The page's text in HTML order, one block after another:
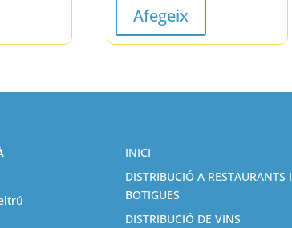
Afegeix
INICI
DISTRIBUCIÓ A RESTAURANTS I
BOTIGUES
DISTRIBUCIÓ DE VINS